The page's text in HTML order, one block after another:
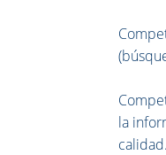
la
calidad.